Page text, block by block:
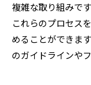
複雑な取り組みで
これらのプロセス
めることができま
のガイドラインや